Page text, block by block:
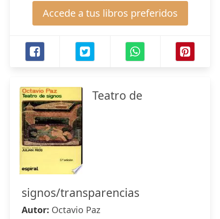
Accede a tus libros preferidos
Teatro de
signos/transparencias
Autor: Octavio Paz